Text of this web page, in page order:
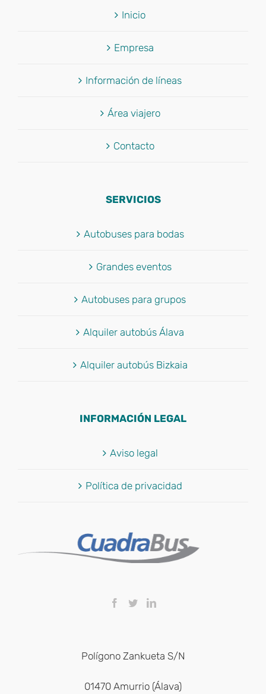
Inicio
Empresa
Información de líneas
Área viajero
Contacto
SERVICIOS
Autobuses para bodas
Grandes eventos
Autobuses para grupos
Alquiler autobús Álava
Alquiler autobús Bizkaia
INFORMACIÓN LEGAL
Aviso legal
Política de privacidad
Polígono Zankueta S/N
01470 Amurrio (Álava)